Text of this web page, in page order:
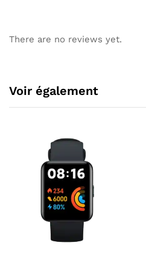
There are no reviews yet.
Voir également